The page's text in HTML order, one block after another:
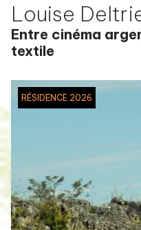
Louise
Entre cinéma
textile
RÉSIDENCE 2026